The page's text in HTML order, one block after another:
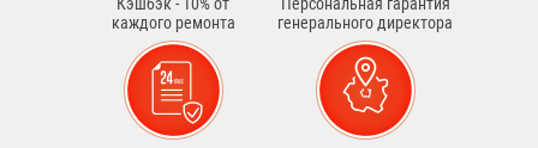
каждого ремонта
генерального директора